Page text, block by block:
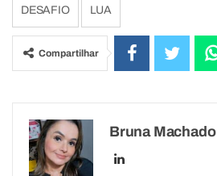
DESAFIO LUA
Compartilhar
Bruna Machado